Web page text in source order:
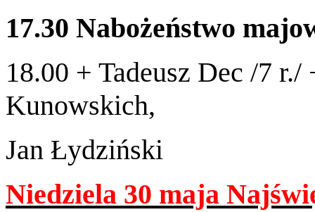
17.30 Nabożeństwo
18.00 + Tadeusz Dec /​7 r./
Kunowskich,
Jan Łydziński
Niedziela 30 maja